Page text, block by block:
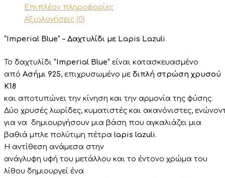
Επιπλέον πληροφορίες
Αξιολογήσεις (0)
“Imperial Blue” – Δαχτυλίδι με Lapis Lazuli
Το δαχτυλίδι “Imperial Blue” είναι κατασκευασμένο
από Ασήμι 925, επιχρυσωμένο με διπλή στρώση χρυσού
Κ18
και αποτυπώνει την κίνηση και την αρμονία της φύσης.
Δύο χρυσές λωρίδες, κυματιστές και ακανόνιστες,
για να δημιουργήσουν μια βάση που αγκαλιάζει μια
βαθιά μπλε πολύτιμη πέτρα lapis lazuli.
Η αντίθεση ανάμεσα στην
ανάγλυφη υφή του μετάλλου και το έντονο χρώμα του
λίθου δημιουργεί ένα